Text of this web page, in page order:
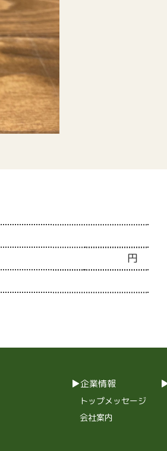
円
企業情報
トップメッセージ
会社案内